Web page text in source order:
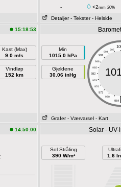
-
<2mm 20%
Detaljer - Tekster - Helside
15:18:53
Kast (Max)
9.0 m/s
Vindløp
152 km
Min
1015.0 hPa
Gjeldene
30.06 inHg
997
994
991
988
985
982
979
976
973
970
|
964
Grafer - Værvarsel - Kart
14:50:00 Solar - UV-
Sol Stråling
390 W/m²
1.6